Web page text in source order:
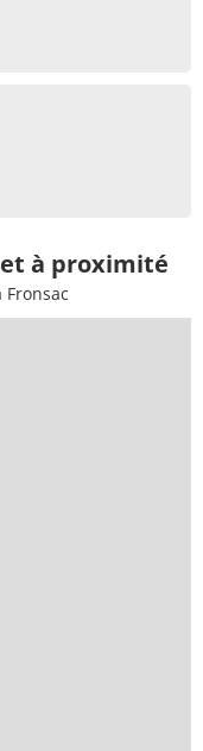
et à proximité